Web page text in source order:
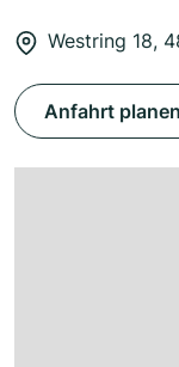
Westring 18,
Anfahrt planen